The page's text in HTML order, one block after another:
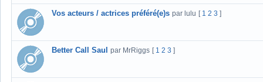
Vos acteurs / actrices préféré(e)s par lulu [ 1 2 3 ]
Better Call Saul par MrRiggs [ 1 2 3 ]